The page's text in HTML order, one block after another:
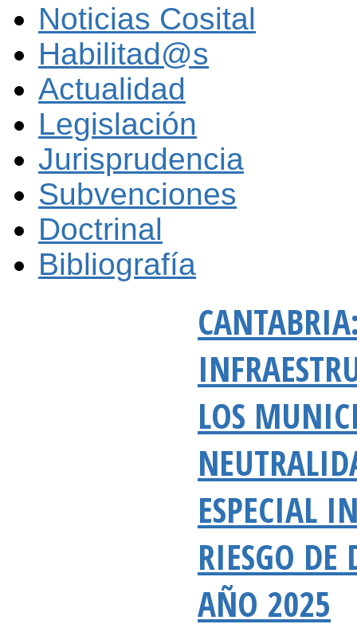
Noticias Cosital
Habilitad@s
Actualidad
Legislación
Jurisprudencia
Subvenciones
Doctrinal
Bibliografía
LOS
ESPECIAL
RIESGO DE
AÑO 2025